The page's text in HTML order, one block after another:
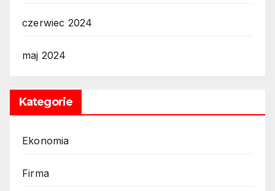
czerwiec 2024
maj 2024
Kategorie
Ekonomia
Firma